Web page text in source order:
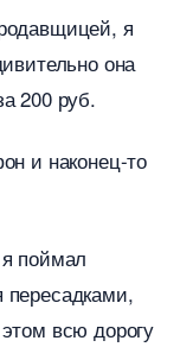
я
она
200 руб.
и наконец-то
поймал
всю дорогу